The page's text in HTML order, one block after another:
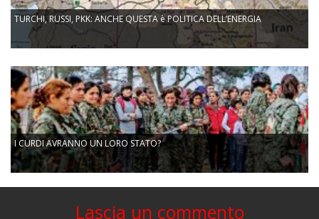
TURCHI, RUSSI, PKK: ANCHE QUESTA è POLITICA DELL’ENERGIA
I CURDI AVRANNO UN LORO STATO?
Lascia un commento